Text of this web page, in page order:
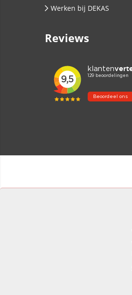
Werken bij DEKAS
Reviews